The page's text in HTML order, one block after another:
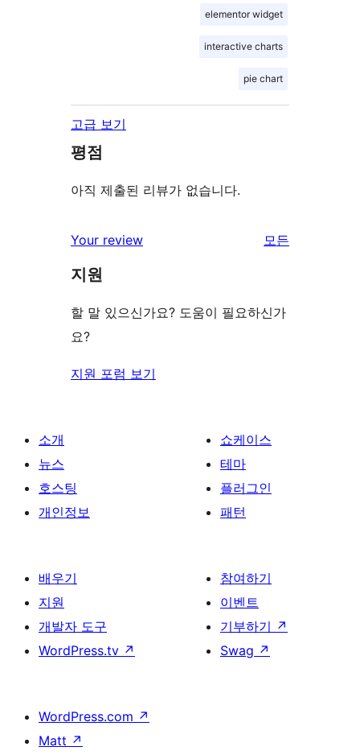
elementor widget
interactive charts
pie chart
고급 보기
평점
아직 제출된 리뷰가 없습니다.
Your review
모든
보
지원
할 말 있으신가요? 도움이 필요하신가
요?
지원 포럼 보기
소개
뉴스
호스팅
개인정보
쇼케이스
테마
플러그인
패턴
배우기
지원
개발자 도구
WordPress.tv ↗
참여하기
이벤트
기부하기 ↗
Swag ↗
WordPress.com ↗
Matt ↗